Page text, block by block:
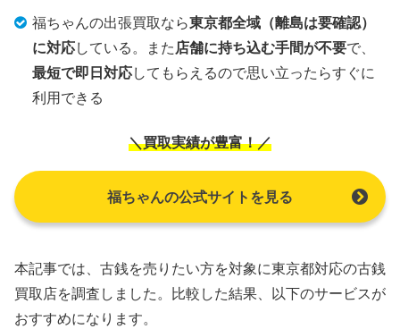
福ちゃんの出張買取なら東京都全域（離島は要確認）
に対応している。また 店舗に持ち込む手間が不要で、
最短で即日対応してもらえるので思い立ったらすぐに
利用できる
＼買取実績が豊富！／
福ちゃんの公式サイトを見る
本記事では、古銭を売りたい方を対象に東京都対応の古銭
買取店を調査しました。比較した結果、以下のサービスが
おすすめになります。